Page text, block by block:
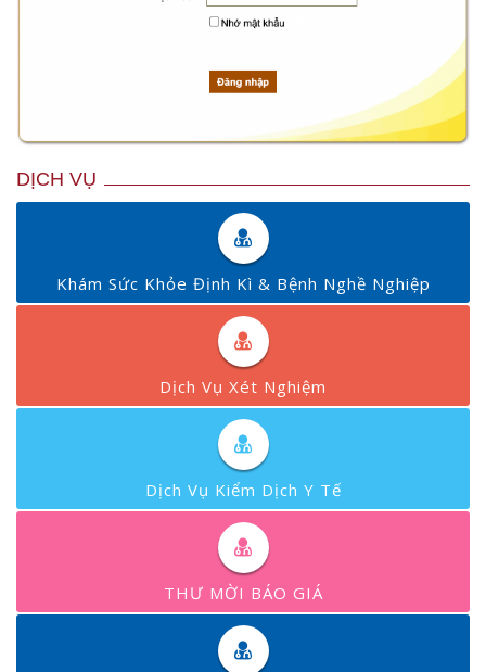
DỊCH VỤ
Khám Sức Khỏe Định Kì & Bệnh Nghề Nghiệp
Dịch Vụ Xét Nghiệm
Dịch Vụ Kiểm Dịch Y Tế
THƯ MỜI BÁO GIÁ